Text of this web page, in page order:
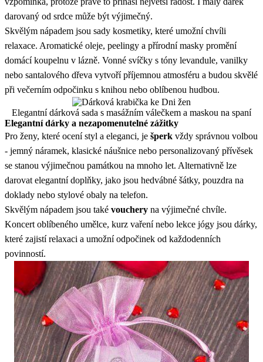
darovaný od srdce může být výjimečný.
Skvělým nápadem jsou sady kosmetiky, které umožní chvíli
relaxace. Aromatické oleje, peelingy a přírodní masky promění
domácí koupelnu v lázně. Vonné svíčky s tóny levandule, vanilky
nebo santalového dřeva vytvoří příjemnou atmosféru a budou skvělé
při večerním odpočinku s knihou nebo oblíbenou hudbou.
Elegantní dárková sada s masážním válečkem a maskou na spaní
Elegantní dárky a nezapomenutelné zážitky
Pro ženy, které ocení styl a eleganci, je šperk vždy správnou volbou
- jemný náramek, klasické náušnice nebo personalizovaný přívěsek
se stanou výjimečnou památkou na mnoho let. Alternativně lze
darovat elegantní doplňky, jako jsou hedvábné šátky, pouzdra na
doklady nebo stylové obaly na telefon.
Skvělým nápadem jsou také vouchery na výjimečné chvíle.
Koncert oblíbeného umělce, kurz vaření nebo lekce jógy jsou dárky,
které zajistí relaxaci a umožní odpočinek od každodenních
povinností.